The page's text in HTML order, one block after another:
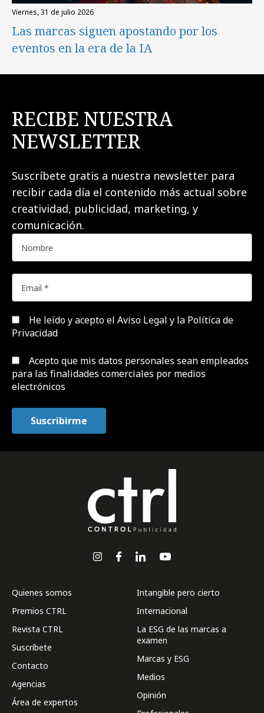
viernes, 31 de julio 2026
Las marcas siguen apostando por los
eventos en la era de la IA
RECIBE NUESTRA
NEWSLETTER
Suscríbete gratis a nuestra newsletter para
recibir cada día el contenido más actual sobre
creatividad, publicidad, marketing, y
comunicación.
He leído y acepto el Aviso Legal y la Política de
Privacidad
Acepto que mis datos personales sean empleados
para las finalidades comerciales por medios
electrónicos
Quienes somos
Premios CTRL
Revista CTRL
Suscríbete
Contacto
Agencias
Área de expertos
Intangible pero cierto
Internacional
La ESG de las marcas a
examen
Marcas y ESG
Medios
Opinión